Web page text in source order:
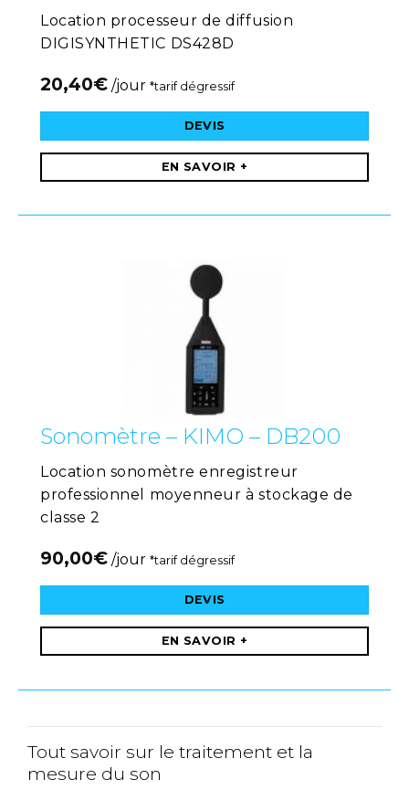
Location processeur de diffusion
DIGISYNTHETIC DS428D
20,40€ /jour *tarif dégressif
DEVIS
EN SAVOIR +
Sonomètre – KIMO – DB200
Location sonomètre enregistreur
professionnel moyenneur à stockage de
classe 2
90,00€ /jour *tarif dégressif
DEVIS
EN SAVOIR +
Tout savoir sur le traitement et la
mesure du son